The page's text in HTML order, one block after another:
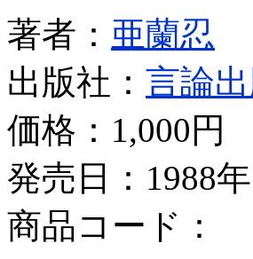
著者： 亜蘭忍
出版社： 言論
価格： 1,000円
発売日：1988年
商品コード：